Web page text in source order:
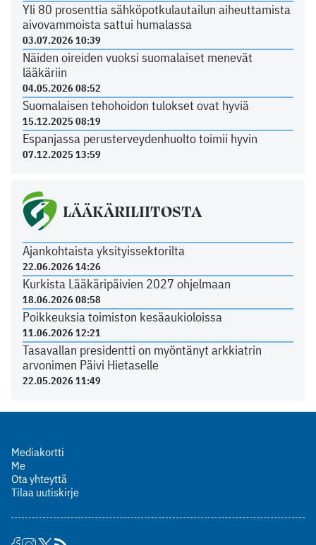
Yli 80 prosenttia sähköpotkulautailun aiheuttamista
aivovammoista sattui humalassa
03.07.2026 10:39
Näiden oireiden vuoksi suomalaiset menevät
lääkäriin
04.05.2026 08:52
Suomalaisen tehohoidon tulokset ovat hyviä
15.12.2025 08:19
Espanjassa perusterveydenhuolto toimii hyvin
07.12.2025 13:59
LÄÄKÄRILIITOSTA
Ajankohtaista yksityissektorilta
22.06.2026 14:26
Kurkista Lääkäripäivien 2027 ohjelmaan
18.06.2026 08:58
Poikkeuksia toimiston kesäaukioloissa
11.06.2026 12:21
Tasavallan presidentti on myöntänyt arkkiatrin
arvonimen Päivi Hietaselle
22.05.2026 11:49
Mediakortti
Me
Ota yhteyttä
Tilaa uutiskirje